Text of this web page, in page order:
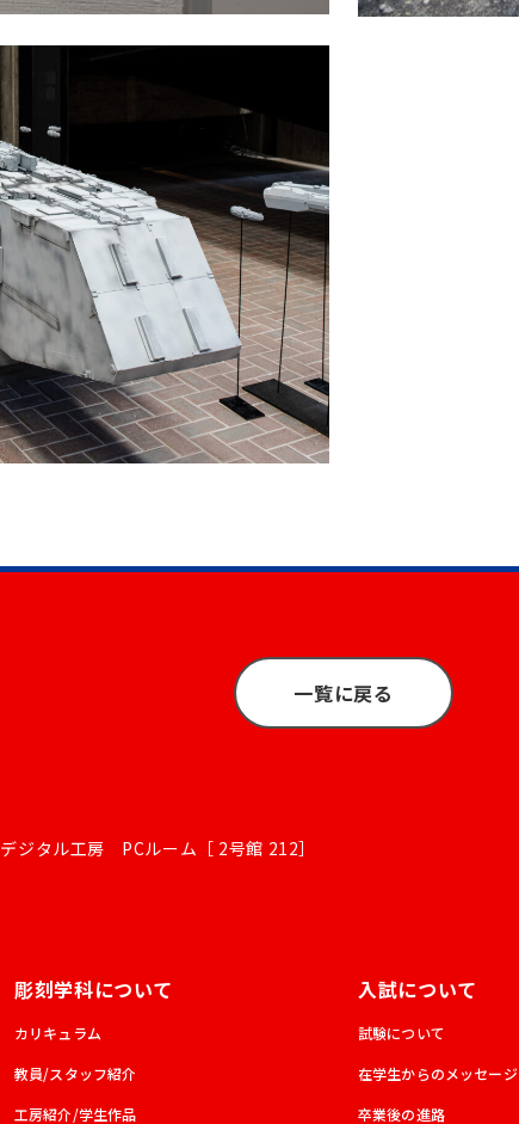
一覧に戻る
デジタル工房 PCルーム［ 2号館 212］
彫刻学科について
カリキュラム
教員/スタッフ紹介
工房紹介/学生作品
入試について
試験について
在学生からのメッセージ
卒業後の進路